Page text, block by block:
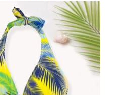
το
προϊόν
έχει
πολλαπλές
παραλλαγές.
επιλογές
μπορούν